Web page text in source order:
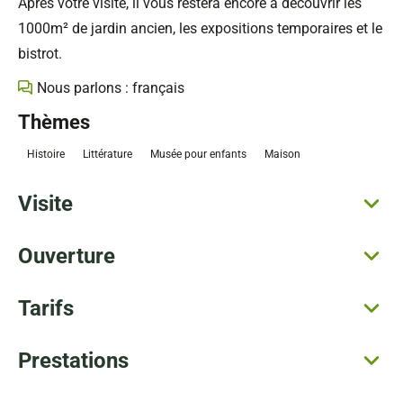
1000m² de jardin ancien, les expositions temporaires et le
bistrot.
Nous parlons : français
Thèmes
Histoire Littérature Musée pour enfants Maison
Visite
Ouverture
Tarifs
Prestations